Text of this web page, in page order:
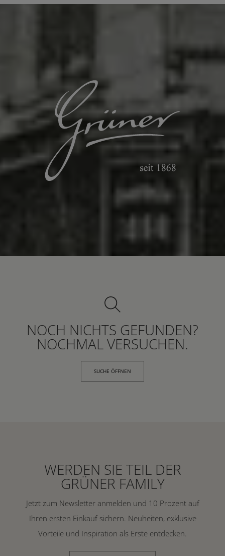
NOCH NICHTS GEFUNDEN?
NOCHMAL VERSUCHEN.
SUCHE ÖFFNEN
WERDEN SIE TEIL DER
GRÜNER FAMILY
Jetzt zum Newsletter anmelden und 10 Prozent auf
Ihren ersten Einkauf sichern. Neuheiten, exklusive
Vorteile und Inspiration als Erste entdecken.